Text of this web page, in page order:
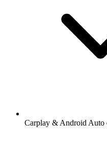
Carplay & Android Auto